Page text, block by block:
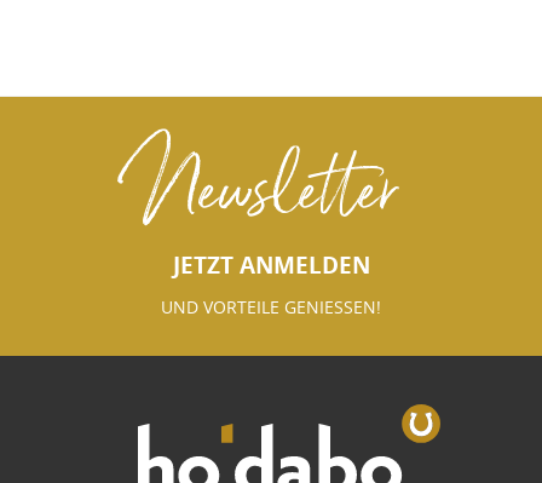
Newsletter
JETZT ANMELDEN
UND VORTEILE GENIESSEN!